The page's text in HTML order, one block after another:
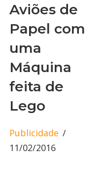
Aviões de
Papel com
uma
Máquina
feita de
Lego
Publicidade
11/02/2016